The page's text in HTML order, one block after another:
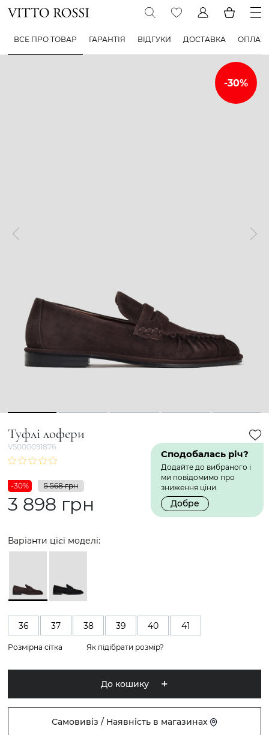
ВСЕ ПРО ТОВАР ГАРАНТІЯ ВІДГУКИ ДОСТАВКА
1 2 3 4 5
Туфлі лофери
VS000091876
Сподобалась річ?
Додайте до вибраного і
ми повідомимо про
зниження ціни.
Добре
-30% 5 568 грн
3 898 грн
Варіанти цієї моделі:
36 37 38 39 40 41
Розмірна сітка Як підібрати розмір?
До кошику
Самовивіз / Наявність в магазинах